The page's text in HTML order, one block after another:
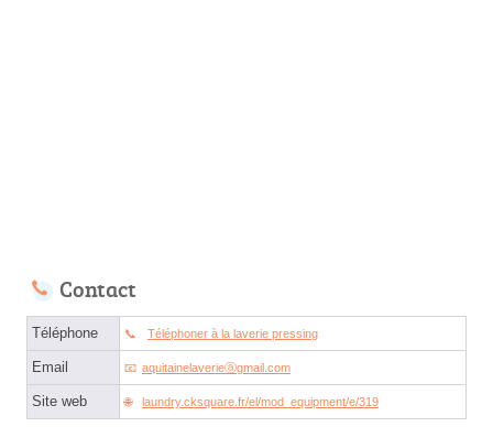
Contact
Téléphone Téléphoner à la laverie pressing
Email aquitainelaverieⓐgmail.com
Site web laundry.cksquare.fr/el/mod_equipment/e/319